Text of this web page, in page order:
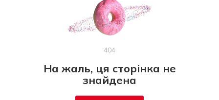
404
На жаль, ця сторінка не
знайдена